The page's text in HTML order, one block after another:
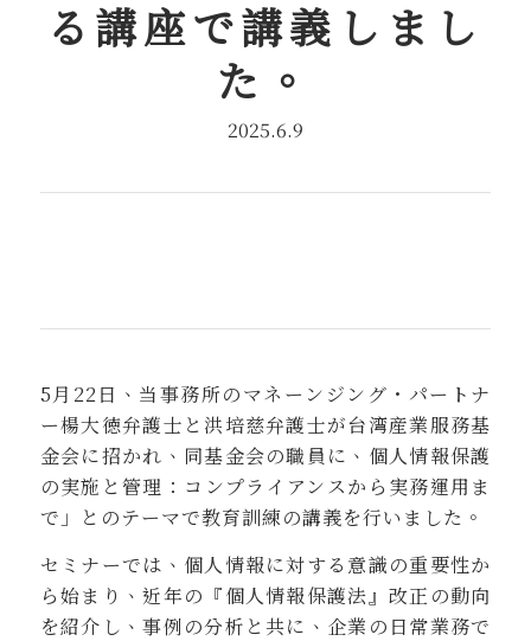
る講座で講義しまし
た。
2025.6.9
5月22日、当事務所のマネーンジング・パートナ
ー楊大徳弁護士と洪培慈弁護士が台湾産業服務基
金会に招かれ、同基金会の職員に、個人情報保護
の実施と管理：コンプライアンスから実務運用ま
で」とのテーマで教育訓練の講義を行いました。
セミナーでは、個人情報に対する意識の重要性か
ら始まり、近年の『個人情報保護法』改正の動向
を紹介し、事例の分析と共に、企業の日常業務で